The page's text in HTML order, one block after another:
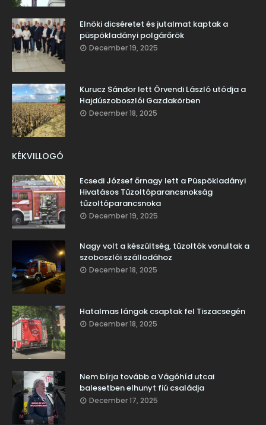
Elnöki dicséretet és jutalmat kaptak a
püspökladányi polgárőrök
December 19, 2025
Kurucz Sándor lett Örvendi László utódja a
Hajdúszoboszlói Gazdakörben
December 18, 2025
KÉKVILLOGÓ
Ecsedi József őrnagy lett a Püspökladányi
Hivatásos Tűzoltóparancsnokság
tűzoltóparancsnoka
December 19, 2025
Nagy volt a készültség, tűzoltók vonultak a
szoboszlói szállodához
December 18, 2025
Hatalmas lángok csaptak fel Tiszacsegén
December 18, 2025
Nem bírja tovább a Vágóhíd utcai
balesetben elhunyt fiú családja
December 17, 2025